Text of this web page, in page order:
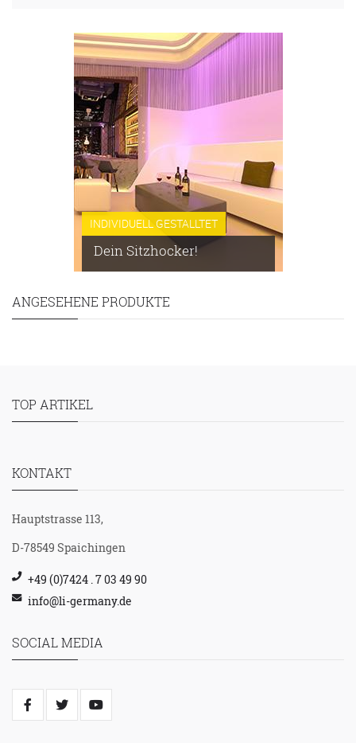
INDIVIDUELL GESTALLTET
Dein Sitzhocker!
ANGESEHENE PRODUKTE
TOP ARTIKEL
KONTAKT
Hauptstrasse 113,
D-78549 Spaichingen
+49 (0)7424 . 7 03 49 90
info@li-germany.de
SOCIAL MEDIA